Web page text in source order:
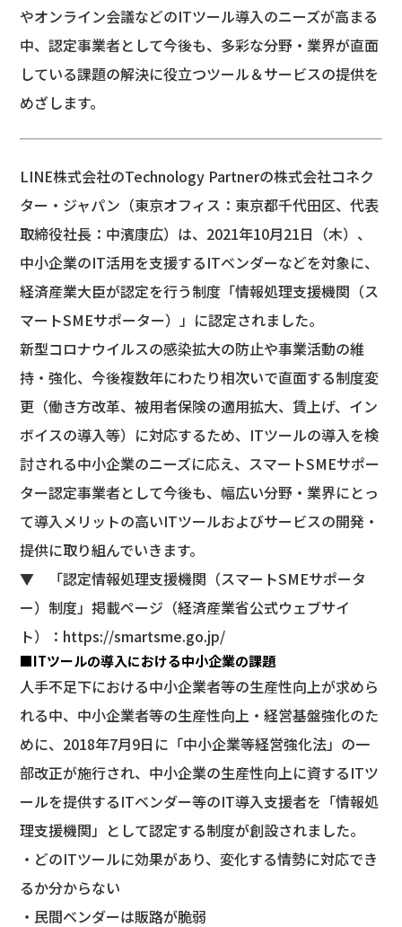
やオンライン会議などのITツール導入のニーズが高まる
中、認定事業者として今後も、多彩な分野・業界が直面
している課題の解決に役立つツール＆サービスの提供を
めざします。
LINE株式会社のTechnology Partnerの株式会社コネク
ター・ジャパン（東京オフィス：東京都千代田区、代表
取締役社長：中濱康広）は、2021年10月21日（木）、
中小企業のIT活用を支援するITベンダーなどを対象に、
経済産業大臣が認定を行う制度「情報処理支援機関（ス
マートSMEサポーター）」に認定されました。
新型コロナウイルスの感染拡大の防止や事業活動の維
持・強化、今後複数年にわたり相次いで直面する制度変
更（働き方改革、被用者保険の適用拡大、賃上げ、イン
ボイスの導入等）に対応するため、ITツールの導入を検
討される中小企業のニーズに応え、スマートSMEサポー
ター認定事業者として今後も、幅広い分野・業界にとっ
て導入メリットの高いITツールおよびサービスの開発・
提供に取り組んでいきます。
▼ 「認定情報処理支援機関（スマートSMEサポータ
ー）制度」掲載ページ（経済産業省公式ウェブサイ
ト）： https://smartsme.go.jp/
■ITツールの導入における中小企業の課題
人手不足下における中小企業者等の生産性向上が求めら
れる中、中小企業者等の生産性向上・経営基盤強化のた
めに、2018年7月9日に「中小企業等経営強化法」の一
部改正が施行され、中小企業の生産性向上に資するITツ
ールを提供するITベンダー等のIT導入支援者を「情報処
理支援機関」として認定する制度が創設されました。
・どのITツールに効果があり、変化する情勢に対応でき
るか分からない
・民間ベンダーは販路が脆弱